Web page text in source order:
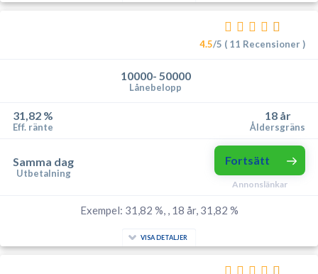
4.5/5 ( 11 Recensioner )
10000- 50000
Lånebelopp
31,82 %
Eff. ränte
18 år
Åldersgräns
Samma dag
Utbetalning
Fortsätt
Annonslänkar
Exempel: 31,82 %, , 18 år, 31,82 %
VISA DETALJER